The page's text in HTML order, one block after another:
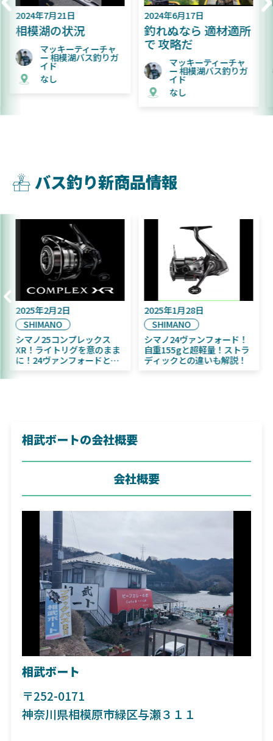
21日
状況
キーティーチャ
相模湖バス釣りガ
2024年6月17日
釣れぬなら 適材適所
で 攻略だ
マッキーティーチャ
ー 相模湖バス釣りガ
2024年6月
難易度
ー
バス釣り新商品情報
定！
びふく魚
者にお
2025年2月2日
SHIMANO
シマノ25コンプレックス
XR！ライトリグを意のまま
に！24ヴァンフォードとの
2025年1月28日
SHIMANO
シマノ24ヴァンフォ
自重155gと超軽量
ディックとの違いも
相武ボートの会社概要
会社概要
相武ボート
〒252-0171
神奈川県相模原市緑区与瀬３１１